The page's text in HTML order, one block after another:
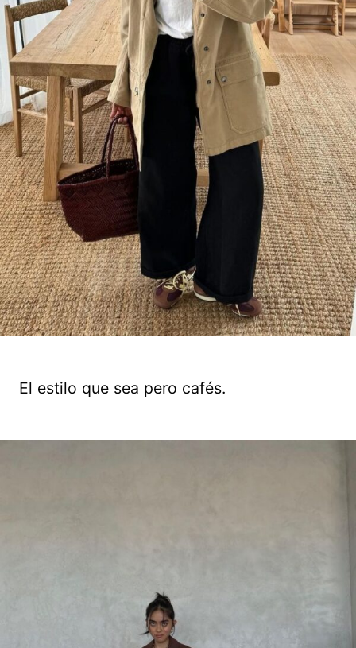
El estilo que sea pero cafés.